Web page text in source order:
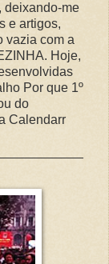
deixando-me
e artigos,
vazia com a
Hoje,
Por que 1º
do
Calendarr